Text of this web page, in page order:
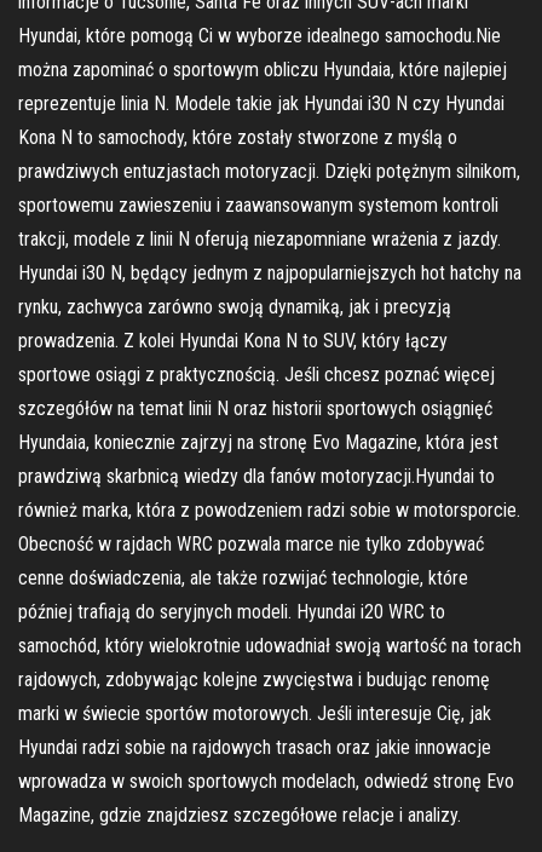
Hyundai, które pomogą Ci w wyborze idealnego samochodu.Nie
można zapominać o sportowym obliczu Hyundaia, które najlepiej
reprezentuje linia N. Modele takie jak Hyundai i30 N czy Hyundai
Kona N to samochody, które zostały stworzone z myślą o
prawdziwych entuzjastach motoryzacji. Dzięki potężnym silnikom,
sportowemu zawieszeniu i zaawansowanym systemom kontroli
trakcji, modele z linii N oferują niezapomniane wrażenia z jazdy.
Hyundai i30 N, będący jednym z najpopularniejszych hot hatchy na
rynku, zachwyca zarówno swoją dynamiką, jak i precyzją
prowadzenia. Z kolei Hyundai Kona N to SUV, który łączy
sportowe osiągi z praktycznością. Jeśli chcesz poznać więcej
szczegółów na temat linii N oraz historii sportowych osiągnięć
Hyundaia, koniecznie zajrzyj na stronę Evo Magazine, która jest
prawdziwą skarbnicą wiedzy dla fanów motoryzacji.Hyundai to
również marka, która z powodzeniem radzi sobie w motorsporcie.
Obecność w rajdach WRC pozwala marce nie tylko zdobywać
cenne doświadczenia, ale także rozwijać technologie, które
później trafiają do seryjnych modeli. Hyundai i20 WRC to
samochód, który wielokrotnie udowadniał swoją wartość na torach
rajdowych, zdobywając kolejne zwycięstwa i budując renomę
marki w świecie sportów motorowych. Jeśli interesuje Cię, jak
Hyundai radzi sobie na rajdowych trasach oraz jakie innowacje
wprowadza w swoich sportowych modelach, odwiedź stronę Evo
Magazine, gdzie znajdziesz szczegółowe relacje i analizy.